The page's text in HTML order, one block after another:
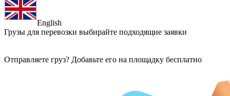
English
Грузы для перевозки выбирайте подходящие заявки
Отправляете груз? Добавьте его на площадку бесплатно